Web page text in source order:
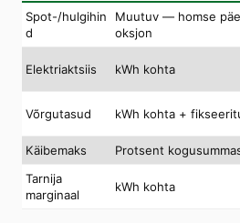
Spot-/hulgihin
d
Muutuv — homse
oksjon
Elektriaktsiis kWh kohta
Võrgutasud kWh kohta +
Käibemaks
Protsent
Tarnija
marginaal
kWh kohta